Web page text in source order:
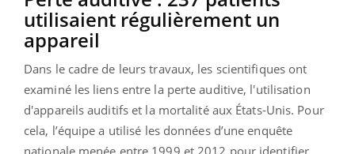
utilisaient régulièrement un
appareil
Dans le cadre de leurs travaux, les scientifiques ont
examiné les liens entre la perte auditive, l'utilisation
d'appareils auditifs et la mortalité aux États-Unis. Pour
cela, l’équipe a utilisé les données d’une enquête
nationale menée entre 1999 et 2012 pour identifier